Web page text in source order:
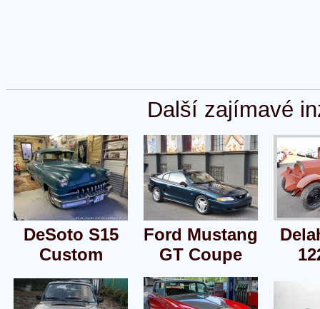
Další zajímavé
DeSoto S15
Custom
Ford Mustang
GT Coupe